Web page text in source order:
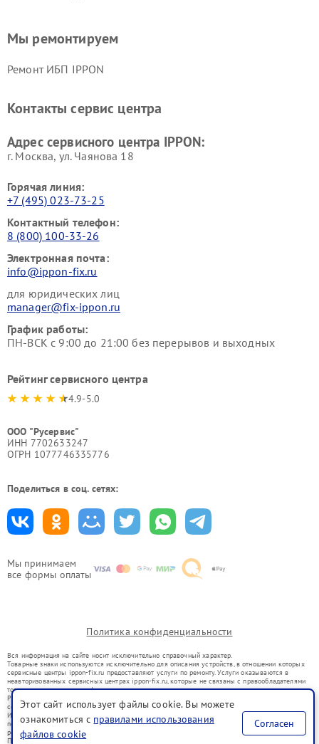
Мы принимаем
все формы оплаты
Мы ремонтируем
Ремонт ИБП IPPON
Контакты сервис центра
Адрес сервисного центра IPPON:
г. Москва, ул. Чаянова 18
Горячая линия:
+7 (495) 023-73-25
Контактный телефон:
8 (800) 100-33-26
Электронная почта:
info@ippon-fix.ru
для юридических лиц
manager@fix-ippon.ru
График работы:
ПН-ВСК с 9:00 до 21:00 без перерывов и выходных
Рейтинг сервисного центра
4.9-5.0
ООО "Русервис"
ИНН 7702633247
ОГРН 1077746335776
Поделиться в соц. сетях:
Политика конфиденциальности
Вся информация на сайте носит исключительно справочный характер.
Товарные знаки используются исключительно для описания устройств, в отношении которых
сервисные центры ippon-fix.ru предоставляют услуги по ремонту. Услуги оказываются в
неавторизованных сервисных центрах ippon-fix.ru, которые не связаны с правообладателями
товарных знаков или их официальными представителями.
Ремонт осуществляется для устройств, уже введенных в гражданский оборот в соответствии
со статьей 1487 ГК РФ.
Использование товарных знаков не преследует цели индивидуализации услуг или введения
потребителей в заблуждение, а служит для информирования о предоставляемых услугах по
ремонту техники указанных брендов.
Представленная на сайте информация не является публичной офертой, определяемой
Этот сайт использует файлы cookie. Вы можете
ознакомиться с правилами использования
файлов cookie
Согласен